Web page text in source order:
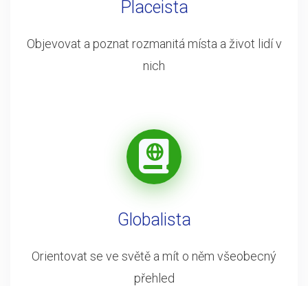
Placeista
Objevovat a poznat rozmanitá místa a život lidí v
nich
Globalista
Orientovat se ve světě a mít o něm všeobecný
přehled